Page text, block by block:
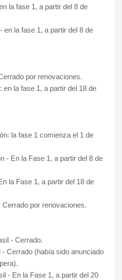
la fase 1, a partir del 8 de
en la fase 1, a partir del 8 de
por renovaciones.
en la fase 1, a partir del 18 de
la fase 1 comienza el 1 de
- En la Fase 1, a partir del 8 de
la Fase 1, a partir del 18 de
Cerrado por renovaciones.
- Cerrado.
Cerrado (había sido anunciado
- En la Fase 1, a partir del 20